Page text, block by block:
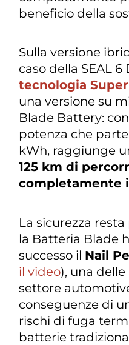
beneficio della
Sulla versione
caso della SEAL 6
tecnologia
una versione su
Blade Battery:
potenza che parte
kWh, raggiunge
125 km di
completamente
La sicurezza
la Batteria Blade
successo il Nail
il video), una
settore
conseguenze di
rischi di fuga
batterie